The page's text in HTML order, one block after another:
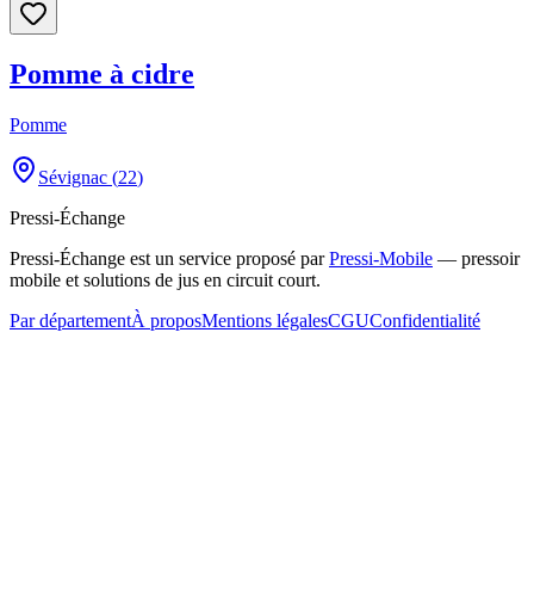
Pomme à cidre
Pomme
Sévignac (22)
Pressi-Échange
Pressi-Échange est un service proposé par Pressi-Mobile — pressoir
mobile et solutions de jus en circuit court.
Par départementÀ proposMentions légalesCGUConfidentialité